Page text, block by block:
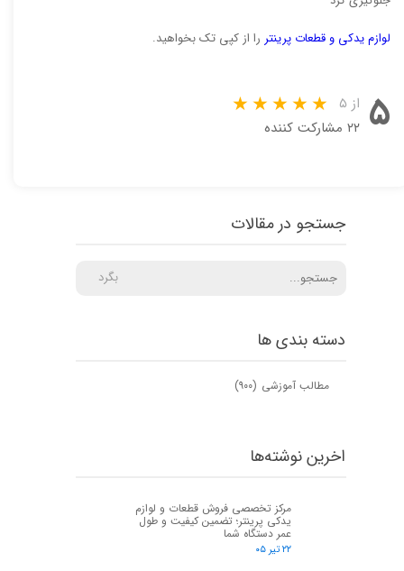
لوازم یدکی و قطعات پرینتر را از کپی تک بخواهید.
۵ از ۵
۲۲ مشارکت کننده
دسته بندی ها
مطالب آموزشی (۹۰۰)
جستجو در مقالات
بگرد
اخرین نوشته‌ها
مرکز تخصصی فروش قطعات و لوازم
یدکی پرینتر؛ تضمین کیفیت و طول
عمر دستگاه شما
۲۲ تیر ۰۵